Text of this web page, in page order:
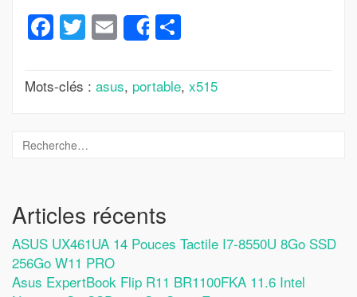
Facebook
Twitter
Email
Share
Mots-clés : asus, portable, x515
Articles récents
ASUS UX461UA 14 Pouces Tactile I7-8550U 8Go SSD
256Go W11 PRO
Asus ExpertBook Flip R11 BR1100FKA 11.6 Intel